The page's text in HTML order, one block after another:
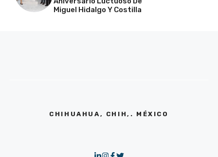
Miguel Hidalgo Y Costilla
CHIHUAHUA, CHIH,. MÉXICO